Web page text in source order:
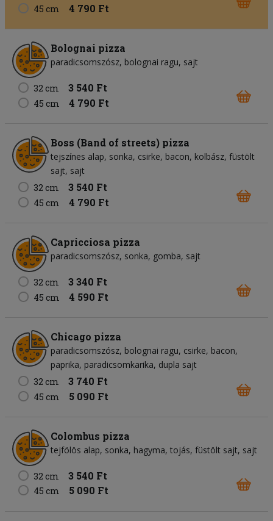
45 cm 4 790 Ft
Bolognai pizza
paradicsomszósz bolognai ragu sajt
32 cm 3 540 Ft
45 cm 4 790 Ft
Boss (Band of streets) pizza
tejszínes alap sonka csirke bacon kolbász füstölt
sajt sajt
32 cm
3 540 Ft
45 cm 4 790 Ft
Capricciosa pizza
paradicsomszósz sonka gomba sajt
32 cm 3 340 Ft
45 cm 4 590 Ft
Chicago pizza
paradicsomszósz bolognai ragu csirke bacon
paprika paradicsomkarika dupla sajt
32 cm
3 740 Ft
45 cm 5 090 Ft
Colombus pizza
tejfölös alap sonka hagyma tojás füstölt sajt sajt
32 cm 3 540 Ft
45 cm 5 090 Ft